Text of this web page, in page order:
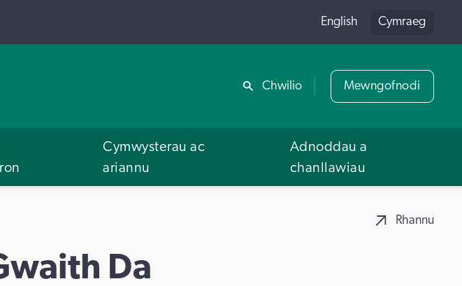
Rhannu
English Cymraeg
Chwilio Mewngofnodi
Cymwysterau ac
ariannu
Adnoddau a
chanllawiau
Rhannu
Da